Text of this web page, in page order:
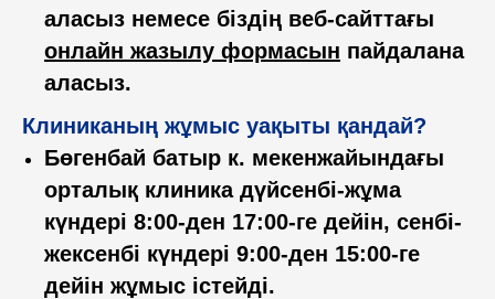
аласыз немесе біздің веб-сайттағы
онлайн жазылу формасын пайдалана
аласыз.
Клиниканың жұмыс уақыты қандай?
Бөгенбай батыр к. мекенжайындағы
орталық клиника дүйсенбі-жұма
күндері 8:00-ден 17:00-ге дейін, сенбі-
жексенбі күндері 9:00-ден 15:00-ге
дейін жұмыс істейді.